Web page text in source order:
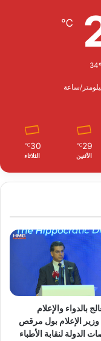
℃
29
℃
الأثنين
30
℃
الثلاثاء
بالدواء والإعلام
وزير الإعلام بول مرقص
الدولة لنقابة الأطباء